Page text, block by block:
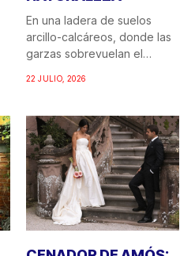
En una ladera de suelos
arcillo-calcáreos, donde las
garzas sobrevuelan el
22 JULIO, 2026